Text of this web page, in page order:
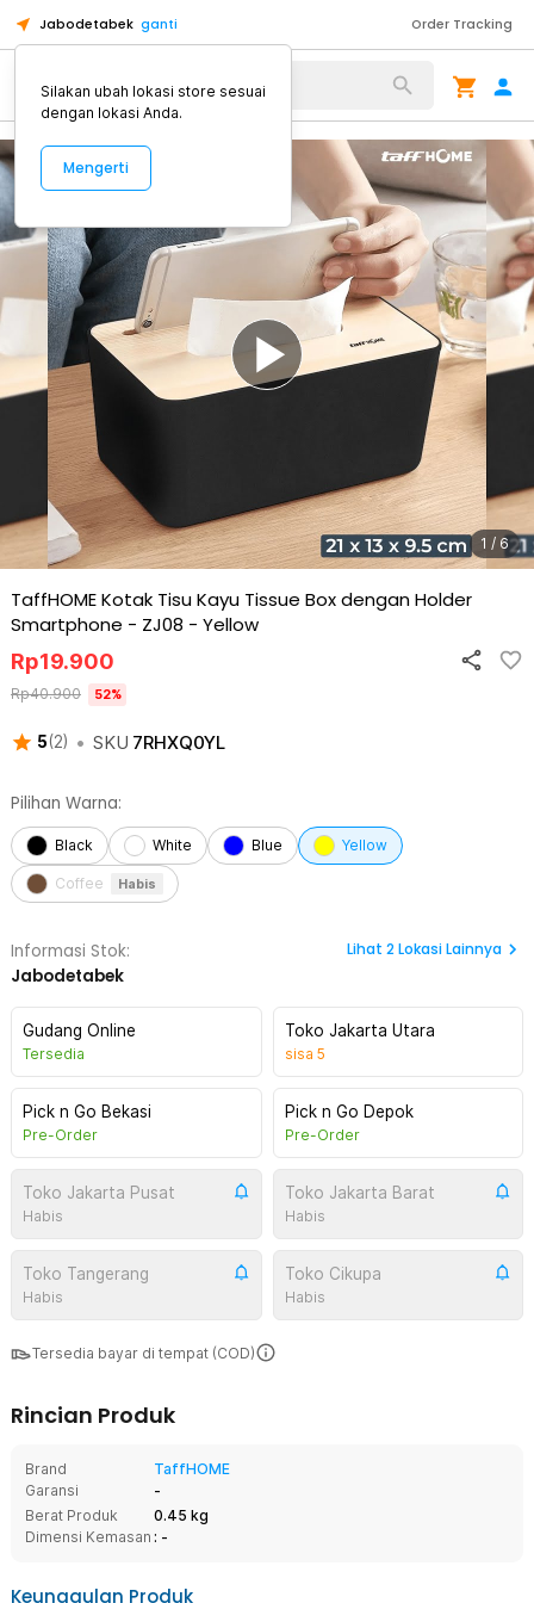
Jabodetabek ganti Order Tracking
Alat Kopi
1 / 6
TaffHOME Kotak Tisu Kayu Tissue Box dengan Holder
Smartphone - ZJ08 - Yellow
5(2) • SKU 7RHXQ0YL
Rp19.900
Rp40.900 52%
Pilihan Warna:
Black White Blue Yellow
Coffee Habis
Informasi Stok:
Jabodetabek
Lihat 2Lokasi Lainnya
Gudang Online
Tersedia
Toko Jakarta Utara
sisa 5
Pick n Go Bekasi
Pre-Order
Pick n Go Depok
Pre-Order
Toko Jakarta Pusat
Habis
Toko Jakarta Barat
Habis
Toko Tangerang
Habis
Toko Cikupa
Habis
Tersedia bayar di tempat (COD)
Rincian Produk
Brand
TaffHOME
Garansi
-
Berat Produk
0.45 kg
Dimensi Kemasan : -
Keunggulan Produk
Silakan ubah lokasi store sesuai
dengan lokasi Anda.
Mengerti